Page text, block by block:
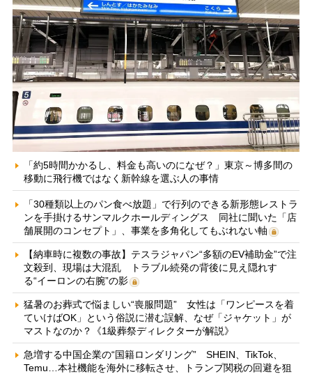
「約5時間かかるし、料金も高いのになぜ？」東京～博多間の
移動に飛行機ではなく新幹線を選ぶ人の事情
「30種類以上のパン食べ放題」で行列のできる新形態レストラ
ンを手掛けるサンマルクホールディングス 同社に聞いた「店
舗展開のコンセプト」、事業を多角化してもぶれない軸
【納車時に複数の事故】テスラジャパン“多額のEV補助金”で注
文殺到、現場は大混乱 トラブル続発の背後に見え隠れす
る“イーロンの右腕”の影
猛暑のお葬式で悩ましい“喪服問題” 女性は「ワンピースを着
ていけばOK」という俗説に潜む誤解、なぜ「ジャケット」が
マストなのか？《1級葬祭ディレクターが解説》
急増する中国企業の“国籍ロンダリング” SHEIN、TikTok、
Temu…本社機能を海外に移転させ、トランプ関税の回避を狙